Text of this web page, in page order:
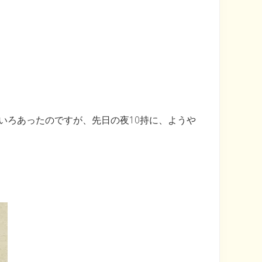
ろあったのですが、先日の夜10持に、ようや